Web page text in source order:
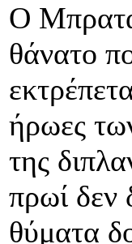
Ο
θάνατο
ήρωες
της
πρωί δεν
θύματα